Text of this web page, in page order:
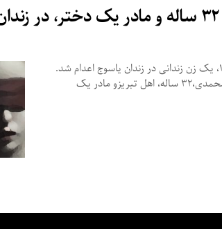
سحرگاه یکشنبه ۱۱ مرداد ماه ۱۴۰۵، یک زن زندانی در زندان یاسوج اعدام شد.
هویت این زن زندانی مهتاب شیرمحمدی،۳۲ ساله، اهل تبریزو مادر یک